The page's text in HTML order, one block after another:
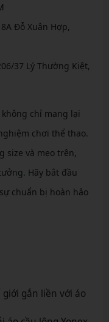
Đỗ Xuân Hợp,
37 Lý Thường Kiệt,
không chỉ mang lại
chơi thể thao.
size và mẹo trên,
Hãy bắt đầu
chuẩn bị hoàn hảo
gắn liền với áo